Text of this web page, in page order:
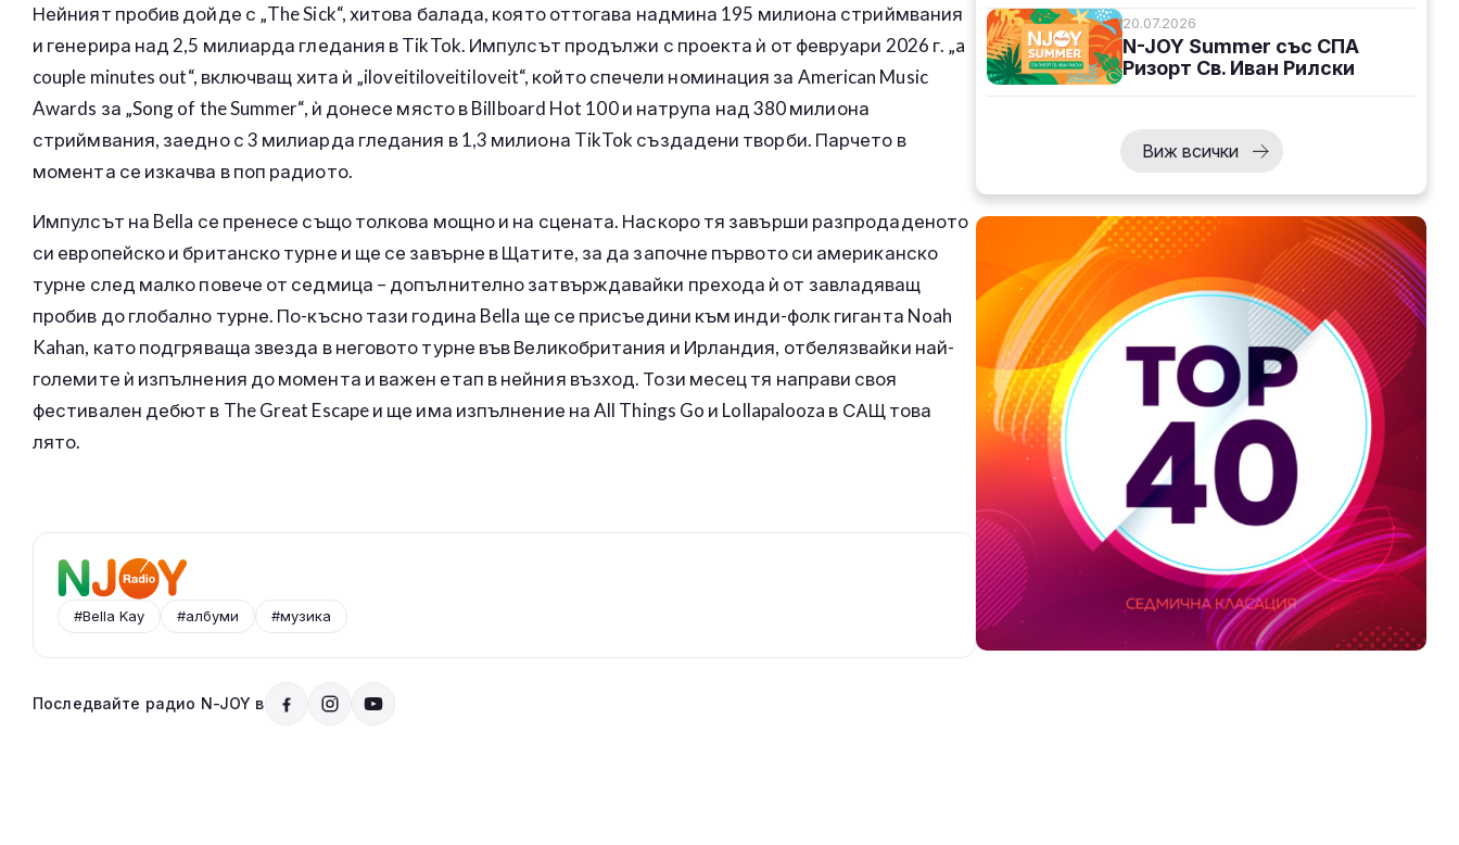
Нейният пробив дойде с „The Sick“, хитова балада, която оттогава надмина 195 милиона стриймвания
и генерира над 2,5 милиарда гледания в TikTok. Импулсът продължи с проекта ѝ от февруари 2026 г. „a
couple minutes out“, включващ хита ѝ „iloveitiloveitiloveit“, който спечели номинация за American Music
Awards за „Song of the Summer“, ѝ донесе място в Billboard Hot 100 и натрупа над 380 милиона
стриймвания, заедно с 3 милиарда гледания в 1,3 милиона TikTok създадени творби. Парчето в
момента се изкачва в поп радиото.
Импулсът на Bella се пренесе също толкова мощно и на сцената. Наскоро тя завърши разпродаденото
си европейско и британско турне и ще се завърне в Щатите, за да започне първото си американско
турне след малко повече от седмица – допълнително затвърждавайки прехода ѝ от завладяващ
пробив до глобално турне. По-късно тази година Bella ще се присъедини към инди-фолк гиганта Noah
Kahan, като подгряваща звезда в неговото турне във Великобритания и Ирландия, отбелязвайки най-
големите ѝ изпълнения до момента и важен етап в нейния възход. Този месец тя направи своя
фестивален дебют в The Great Escape и ще има изпълнение на All Things Go и Lollapalooza в САЩ това
лято.
#Bella Kay #албуми #музика
Последвайте радио N-JOY в
20.07.2026
N-JOY Summer със СПА
Ризорт Св. Иван Рилски
Виж всички